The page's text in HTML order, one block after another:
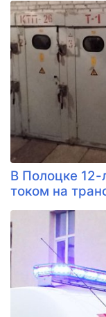
В Полоцке 12-
током на